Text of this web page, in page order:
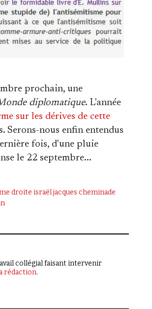
prochain, une
diplomatique. L'année
sur les dérives de cette
Serons-nous enfin entendus
fois, d'une pluie
le 22 septembre...
droite israëljacques cheminade
collégial faisant intervenir
rédaction.